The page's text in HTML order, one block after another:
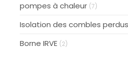
pompes à chaleur (7)
Isolation des combles perdus
Borne IRVE (2)